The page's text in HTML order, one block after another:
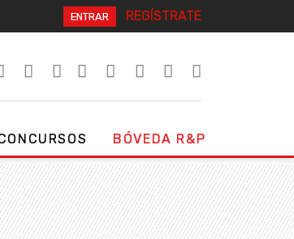
ENTRAR REGÍSTRATE
BÓVEDA R&P